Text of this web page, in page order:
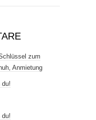
zum
Anmietung
du!
du!